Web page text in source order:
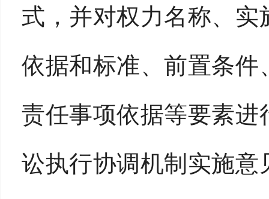
式，并对权力名称、
依据和标准、前置条
责任事项依据等要素
讼执行协调机制实施